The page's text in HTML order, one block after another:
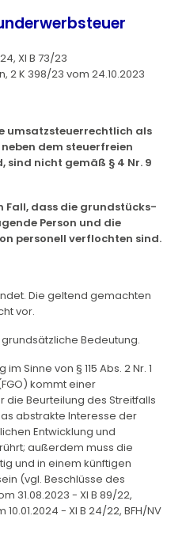
XI B 73/23
2 K 398/23 vom 24.10.2023
umsatzsteuerrechtlich als
dem steuerfreien
sind nicht gemäß § 4 Nr. 9
Fall, dass die grundstücks-
Person und die
personell verflochten sind.
Die geltend gemachten
vor.
Bedeutung.
Sinne von § 115 Abs. 2 Nr. 1
kommt einer
die Beurteilung des Streitfalls
abstrakte Interesse der
Entwicklung und
außerdem muss die
und in einem künftigen
(vgl. Beschlüsse des
31.08.2023 - XI B 89/22,
10.01.2024 - XI B 24/22, BFH/NV